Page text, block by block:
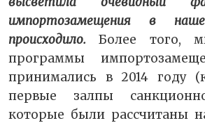
импортозамещения в
происходило.Более того,
программы
принимались в 2014 году
первые залпы
которые были рассчитаны